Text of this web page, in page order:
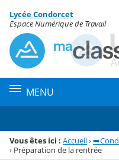
Menu de la rubrique
Contenu
Lycée Condorcet
Espace Numérique de Travail
MENU
Vous êtes ici : Accueil›
› Préparation de la rentrée